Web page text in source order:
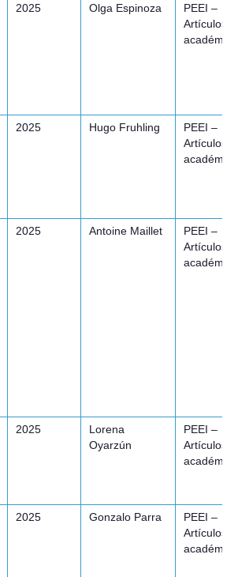
2025 Olga Espinoza
PEEI –
Artículos
2025 Hugo Fruhling
PEEI –
Artículos
2025 Antoine Maillet
PEEI –
Artículos
2025
Lorena
Oyarzún
PEEI –
Artículos
2025 Gonzalo Parra
PEEI –
Artículos